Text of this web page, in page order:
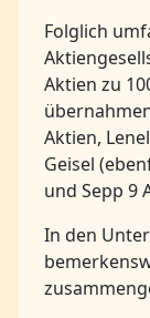
Folglich
Aktien zu
Aktien,
Geisel
und Sepp 9
In den